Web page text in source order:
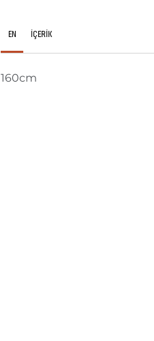
EN İÇERİK
160cm